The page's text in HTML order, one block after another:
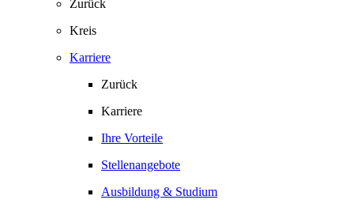
Zurück
Kreis
Karriere
Zurück
Karriere
Ihre Vorteile
Stellenangebote
Ausbildung & Studium